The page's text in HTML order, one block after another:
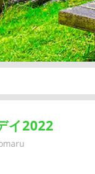
イ2022